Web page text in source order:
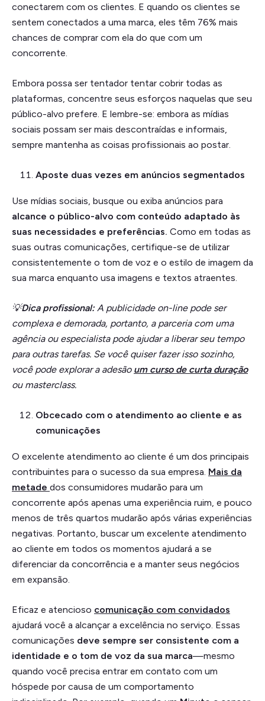
conectarem com os clientes. E quando os clientes se
sentem conectados a uma marca, eles têm 76% mais
chances de comprar com ela do que com um
concorrente.
Embora possa ser tentador tentar cobrir todas as
plataformas, concentre seus esforços naquelas que seu
público-alvo prefere. E lembre-se: embora as mídias
sociais possam ser mais descontraídas e informais,
sempre mantenha as coisas profissionais ao postar.
Aposte duas vezes em anúncios segmentados
Use mídias sociais, busque ou exiba anúncios para
alcance o público-alvo com conteúdo adaptado às
suas necessidades e preferências. Como em todas as
suas outras comunicações, certifique-se de utilizar
consistentemente o tom de voz e o estilo de imagem da
sua marca enquanto usa imagens e textos atraentes.
💡Dica profissional: A publicidade on-line pode ser
complexa e demorada, portanto, a parceria com uma
agência ou especialista pode ajudar a liberar seu tempo
para outras tarefas. Se você quiser fazer isso sozinho,
você pode explorar a adesão um curso de curta duração
ou masterclass.
Obcecado com o atendimento ao cliente e as
comunicações
O excelente atendimento ao cliente é um dos principais
contribuintes para o sucesso da sua empresa. Mais da
metade dos consumidores mudarão para um
concorrente após apenas uma experiência ruim, e pouco
menos de três quartos mudarão após várias experiências
negativas. Portanto, buscar um excelente atendimento
ao cliente em todos os momentos ajudará a se
diferenciar da concorrência e a manter seus negócios
em expansão.
Eficaz e atencioso comunicação com convidados
ajudará você a alcançar a excelência no serviço. Essas
comunicações deve sempre ser consistente com a
identidade e o tom de voz da sua marca—mesmo
quando você precisa entrar em contato com um
hóspede por causa de um comportamento